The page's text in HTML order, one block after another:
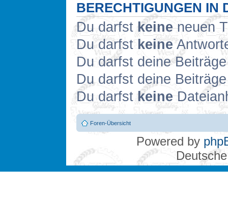
BERECHTIGUNGEN IN
Du darfstkeineneuen
Du darfst keine
Du darfst deine
Du darfst deine
Du darfstkeine
Foren-Übersicht
Powered by